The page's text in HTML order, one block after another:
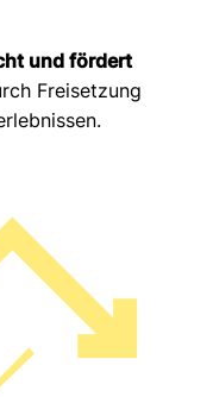
und fördert
Freisetzung